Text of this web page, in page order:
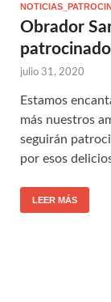
Obrador
julio 31, 2020
Estamos
más nuestros
seguirán
por esos
LEER MÁS